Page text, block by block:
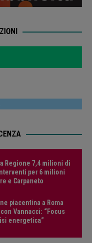
Regione 7,4 milioni di
per 6 milioni
e Carpaneto
piacentina a Roma
Vannacci: “Focus
energetica”